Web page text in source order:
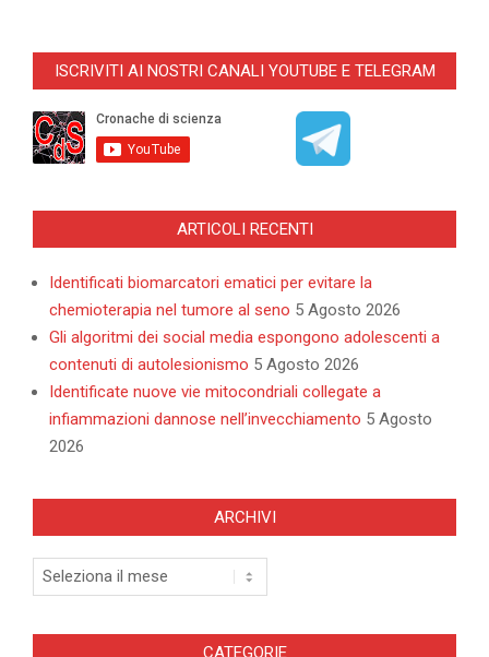
ISCRIVITI AI NOSTRI CANALI YOUTUBE E TELEGRAM
ARTICOLI RECENTI
Identificati biomarcatori ematici per evitare la
chemioterapia nel tumore al seno 5 Agosto 2026
Gli algoritmi dei social media espongono adolescenti a
contenuti di autolesionismo 5 Agosto 2026
Identificate nuove vie mitocondriali collegate a
infiammazioni dannose nell’invecchiamento 5 Agosto
2026
ARCHIVI
Archivi
CATEGORIE